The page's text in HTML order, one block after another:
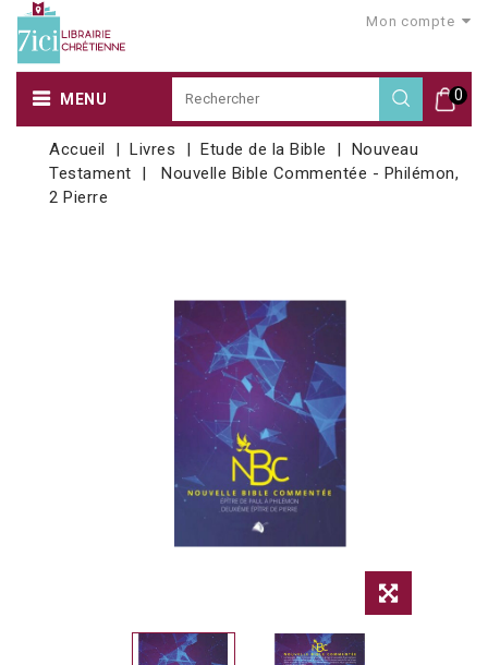
Mon compte
0
MENU
Accueil Livres Etude de la Bible
Nouveau
Testament
Nouvelle Bible Commentée - Philémon,
2 Pierre